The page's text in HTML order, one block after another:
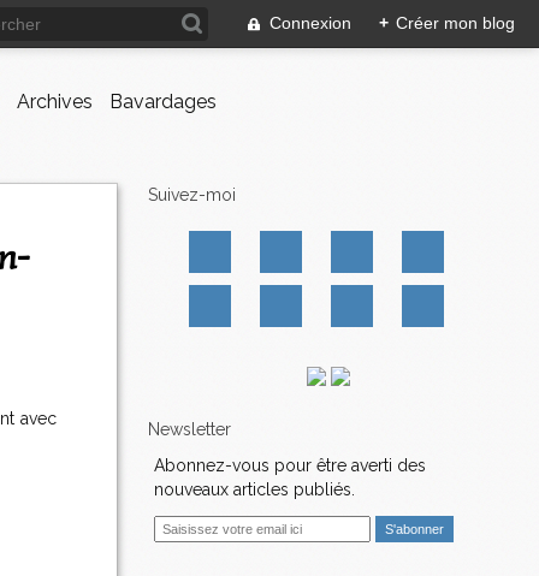
Connexion + Créer mon blog
Archives Bavardages
avec
Suivez-moi
Newsletter
Abonnez-vous pour être averti des
nouveaux articles publiés.